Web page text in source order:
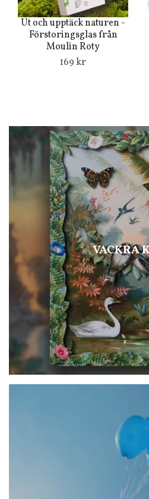
VACKRA
Ut och upptäck naturen -
Förstoringsglas från
Moulin Roty
169 kr